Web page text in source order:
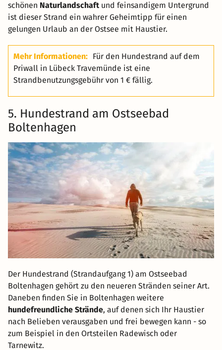
schönen Naturlandschaftund feinsandigem Untergrund
ist dieser Strand ein wahrer Geheimtipp für einen
gelungen Urlaub an der Ostsee mit Haustier.
Mehr Informationen: Für den Hundestrand auf dem
Priwall in Lübeck Travemünde ist eine
Strandbenutzungsgebühr von 1 € fällig.
5. Hundestrand am Ostseebad
Boltenhagen
Der Hundestrand (Strandaufgang 1) am Ostseebad
Boltenhagen gehört zu den neueren Stränden seiner Art.
Daneben finden Sie in Boltenhagen weitere
hundefreundliche Strände, auf denen sich Ihr Haustier
nach Belieben verausgaben und frei bewegen kann - so
zum Beispiel in den Ortsteilen Radewisch oder
Tarnewitz.